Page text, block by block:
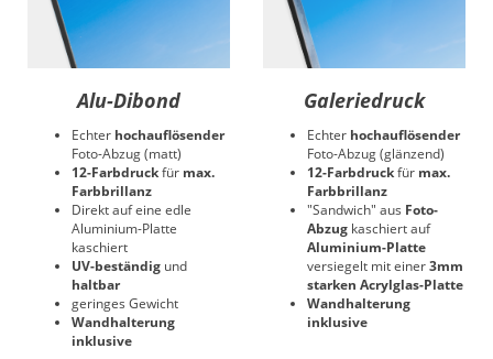
Alu-Dibond
Echter hochauflösender
Foto-Abzug (matt)
12-Farbdruckfür max.
Farbbrillanz
Direkt auf eine edle
Aluminium-Platte
kaschiert
UV-beständig und
haltbar
geringes Gewicht
Wandhalterung
inklusive
Galeriedruck
Echter hochauflösender
Foto-Abzug (glänzend)
12-Farbdruckfür max.
Farbbrillanz
"Sandwich" aus Foto-
Abzug kaschiert auf
Aluminium-Platte
versiegelt mit einer3mm
starken Acrylglas-Platte
Wandhalterung
inklusive